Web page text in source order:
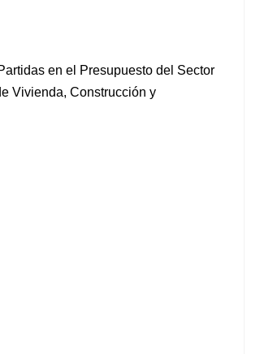
en el Presupuesto del Sector
Vivienda, Construcción y